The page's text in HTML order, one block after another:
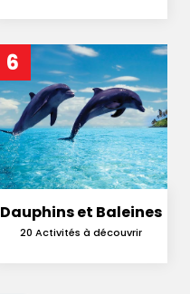
6
Dauphins et Baleines
20 Activités à découvrir